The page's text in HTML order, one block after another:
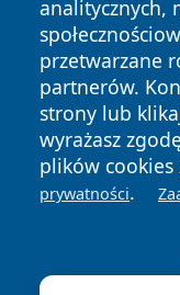
analitycznych,
przetwarzane
partnerów.
strony lub
wyrażasz
plików cookies
prywatności.
zastrzeżone.
News Autorzy